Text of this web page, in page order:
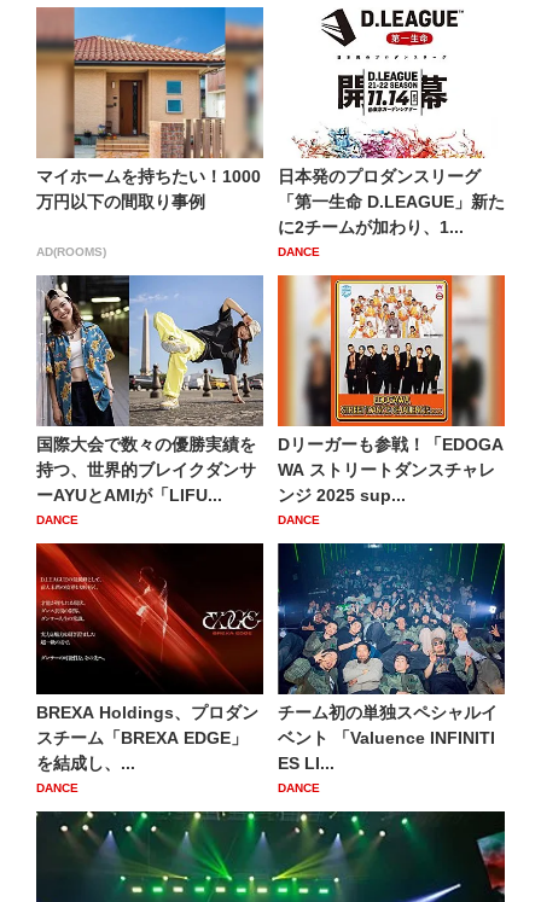
マイホームを持ちたい！1000
万円以下の間取り事例
AD(ROOMS)
日本発のプロダンスリーグ
「第一生命 D.LEAGUE」新た
に2チームが加わり、1...
DANCE
国際大会で数々の優勝実績を
持つ、世界的ブレイクダンサ
ーAYUとAMIが「LIFU...
DANCE
Dリーガーも参戦！「EDOGA
WA ストリートダンスチャレ
ンジ 2025 sup...
DANCE
BREXA Holdings、プロダン
スチーム「BREXA EDGE」
を結成し、...
DANCE
チーム初の単独スペシャルイ
ベント 「Valuence INFINITI
ES LI...
DANCE